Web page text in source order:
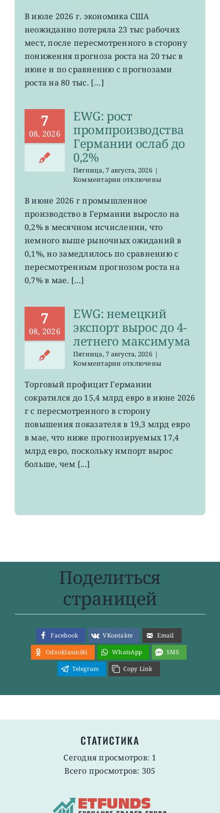
VOO:
рабочих
мест
США
неожиданно
В июле 2026 г. экономика США
неожиданно потеряла 23 тыс рабочих
мест, после пересмотренного в сторону
понижения прогноза роста на 20 тыс в
июне и по сравнению с прогнозами
роста на 80 тыс. […]
7
08, 2026
EWG: рост
промпроизводства
Германии ослаб до
0,2%
Пятница, 7 августа, 2026 |
Комментариик
EWG:
рост
промпроизводства
Германии
до
0,2%
отключены
В июне 2026 г промышленное
производство в Германии выросло на
0,2% в месячном исчислении, что
немного выше рыночных ожиданий в
0,1%, но замедлилось по сравнению с
пересмотренным прогнозом роста на
0,7% в мае. […]
7
08, 2026
EWG: немецкий
экспорт вырос до 4-
летнего максимума
Пятница, 7 августа, 2026 |
Комментариик
EWG:
немецкий
экспорт
вырос
4-
летнего
отключены
Торговый профицит Германии
сократился до 15,4 млрд евро в июне 2026
г с пересмотренного в сторону
повышения показателя в 19,3 млрд евро
в мае, что ниже прогнозируемых 17,4
млрд евро, поскольку импорт вырос
больше, чем [...]
Поделиться
страницей
Facebook VKontakte
Email
Odnoklassniki
WhatsApp
SMS
Telegram
Copy Link
СТАТИСТИКА
Сегодня просмотров: 1
Всего просмотров: 305